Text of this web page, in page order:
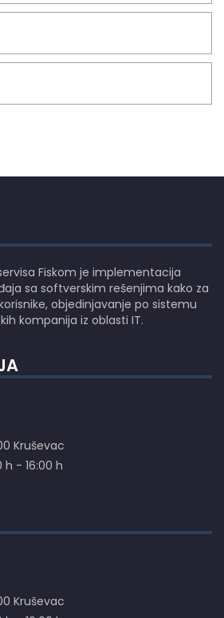
Fiskom je implementacija
sa softverskim rešenjima kako za
objedinjavanje po sistemu
kompanija iz oblasti IT.
Kruševac
- 16:00 h
Kruševac